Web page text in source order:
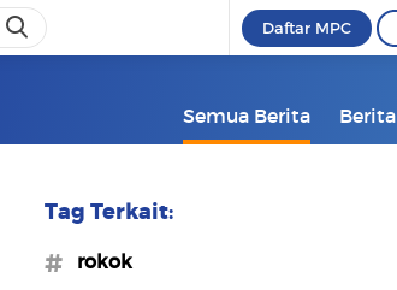
Daftar MPC
Semua Berita Berita
Tag Terkait:
#rokok